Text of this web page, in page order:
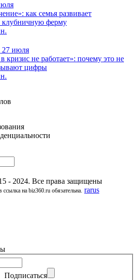
как семья развивает
клубничную ферму
27 июля
кризис не работает»: почему это не
цифры
- 2024. Все права защищены
на biz360.ru обязательна. rarus
Подписаться